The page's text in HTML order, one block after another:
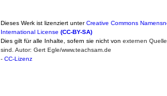
Dieses Werk ist lizenziert unterCreative Commons
International License (CC-BY-SA)
Dies gilt für alle Inhalte, sofern sie nicht von externen
sind. Autor: Gert Egle/www.teachsam.de
- CC-Lizenz